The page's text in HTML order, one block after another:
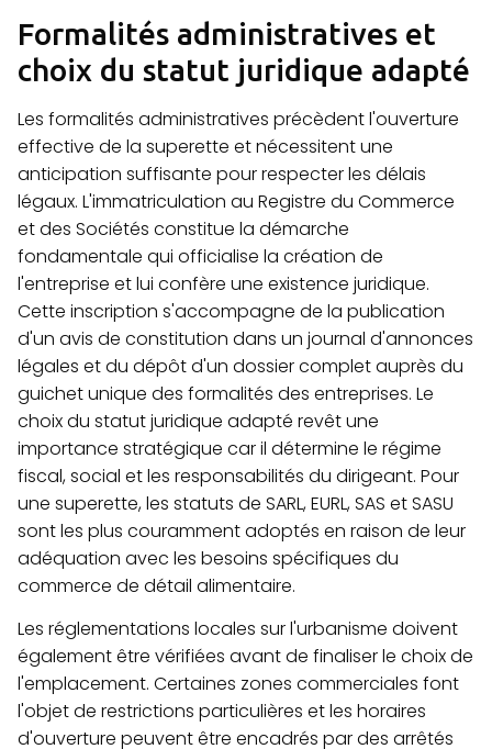
Formalités administratives et
choix du statut juridique adapté
Les formalités administratives précèdent l'ouverture
effective de la superette et nécessitent une
anticipation suffisante pour respecter les délais
légaux. L'immatriculation au Registre du Commerce
et des Sociétés constitue la démarche
fondamentale qui officialise la création de
l'entreprise et lui confère une existence juridique.
Cette inscription s'accompagne de la publication
d'un avis de constitution dans un journal d'annonces
légales et du dépôt d'un dossier complet auprès du
guichet unique des formalités des entreprises. Le
choix du statut juridique adapté revêt une
importance stratégique car il détermine le régime
fiscal, social et les responsabilités du dirigeant. Pour
une superette, les statuts de SARL, EURL, SAS et SASU
sont les plus couramment adoptés en raison de leur
adéquation avec les besoins spécifiques du
commerce de détail alimentaire.
Les réglementations locales sur l'urbanisme doivent
également être vérifiées avant de finaliser le choix de
l'emplacement. Certaines zones commerciales font
l'objet de restrictions particulières et les horaires
d'ouverture peuvent être encadrés par des arrêtés